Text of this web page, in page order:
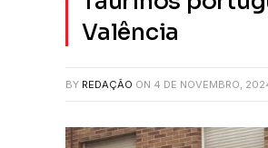
Valência
BY REDAÇÃO ON 4 DE NOVEMBRO,